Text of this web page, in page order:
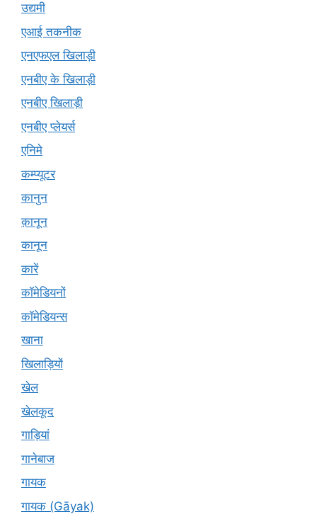
उद्यमी
एआई तकनीक
एनएफएल खिलाड़ी
एनबीए के खिलाड़ी
एनबीए खिलाड़ी
एनबीए प्लेयर्स
एनिमे
कम्प्यूटर
कानुन
क़ानून
कानून
कारें
कॉमेडियनों
कॉमेडियन्स
खाना
खिलाड़ियों
खेल
खेलकूद
गाड़ियां
गानेबाज
गायक
गायक (Gāyak)